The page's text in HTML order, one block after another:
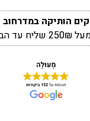
הותיקה במדרחוב
חינם